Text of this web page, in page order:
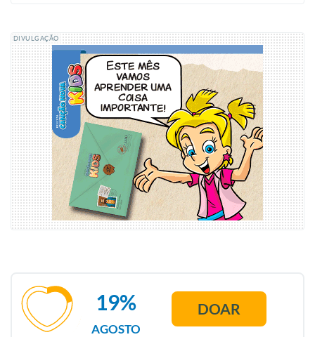
DIVULGAÇÃO
AGOSTO
19% DOAR